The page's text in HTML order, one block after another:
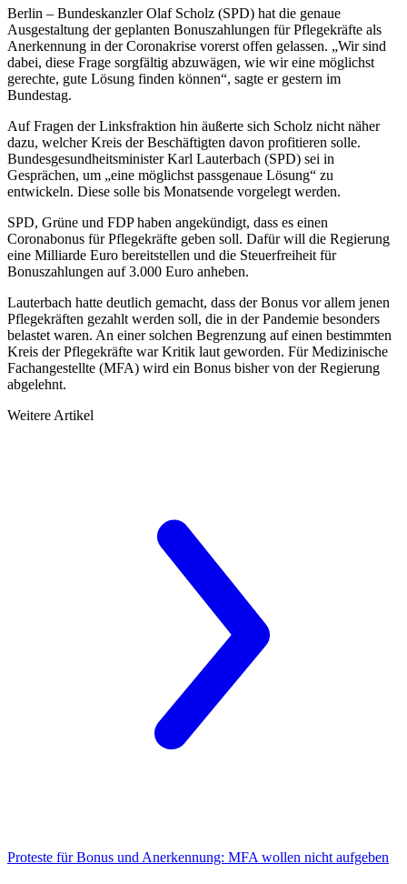
Berlin – Bundeskanzler Olaf Scholz (SPD) hat die genaue
Ausgestaltung der geplanten Bonuszahlungen für Pflegekräfte als
Anerkennung in der Coronakrise vorerst offen gelassen. „Wir sind
dabei, diese Frage sorgfältig abzuwägen, wie wir eine möglichst
gerechte, gute Lösung finden können“, sagte er gestern im
Bundestag.
Auf Fragen der Linksfraktion hin äußerte sich Scholz nicht näher
dazu, welcher Kreis der Beschäftigten davon profitieren solle.
Bundesgesundheitsminister Karl Lauterbach (SPD) sei in
Gesprächen, um „eine möglichst passgenaue Lösung“ zu
entwickeln. Diese solle bis Monatsende vorgelegt werden.
SPD, Grüne und FDP haben angekündigt, dass es einen
Coronabonus für Pflegekräfte geben soll. Dafür will die Regierung
eine Milliarde Euro bereitstellen und die Steuerfreiheit für
Bonuszahlungen auf 3.000 Euro anheben.
Lauterbach hatte deutlich gemacht, dass der Bonus vor allem jenen
Pflegekräften gezahlt werden soll, die in der Pandemie besonders
belastet waren. An einer solchen Begrenzung auf einen bestimmten
Kreis der Pflegekräfte war Kritik laut geworden. Für Medizinische
Fachangestellte (MFA) wird ein Bonus bisher von der Regierung
abgelehnt.
Weitere Artikel
Proteste für Bonus und Anerkennung: MFA wollen nicht aufgeben